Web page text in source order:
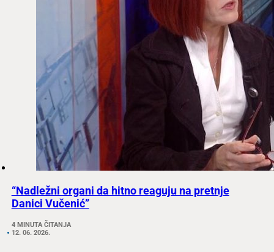
“Nadležni organi da hitno reaguju na pretnje
Danici Vučenić”
4 MINUTA ČITANJA
12. 06. 2026.